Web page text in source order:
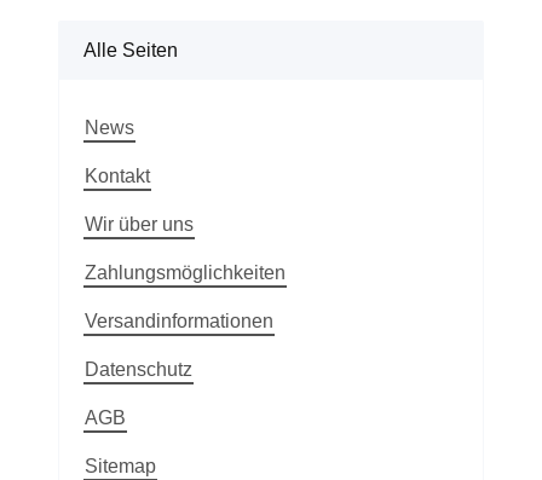
Alle Seiten
News
Kontakt
Wir über uns
Zahlungsmöglichkeiten
Versandinformationen
Datenschutz
AGB
Sitemap